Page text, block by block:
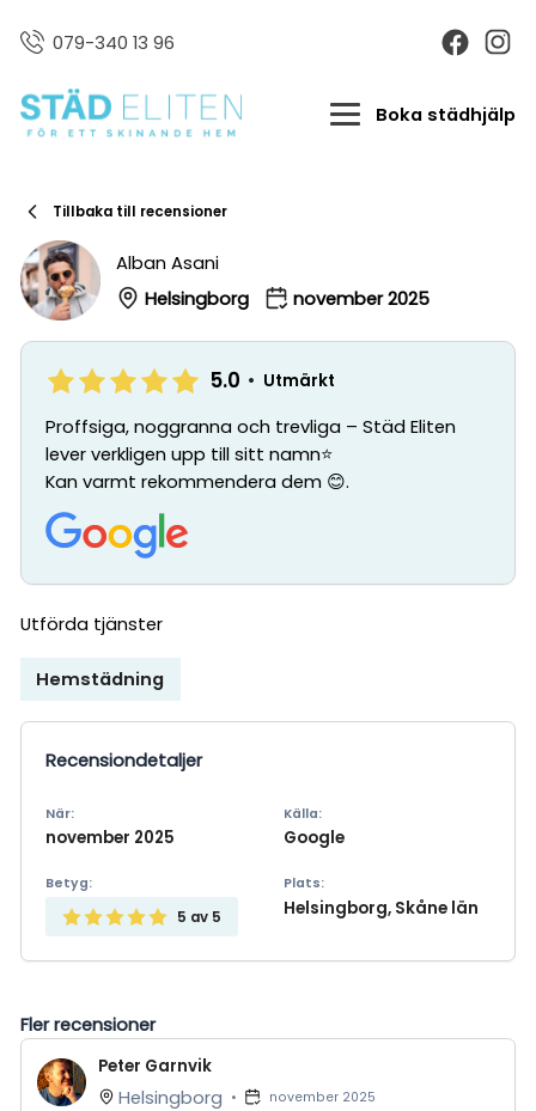
079-340 13 96
Boka städhjälp
Tillbaka till recensioner
Alban Asani
Helsingborg
november 2025
5.0 • Utmärkt
Proffsiga, noggranna och trevliga – Städ Eliten
lever verkligen upp till sitt namn⭐️
Kan varmt rekommendera dem 😊.
Utförda tjänster
Hemstädning
Recensiondetaljer
När:
november 2025
Källa:
Google
Betyg:
5 av 5
Plats:
Helsingborg, Skåne län
Fler recensioner
Peter Garnvik
Helsingborg • november 2025